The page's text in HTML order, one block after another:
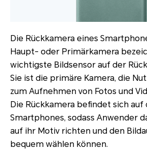
Die Rückkamera eines
Haupt- oder Primärkamera
wichtigste Bildsensor auf der
Sie ist die primäre Kamera, die
zum Aufnehmen von Fotos und
Die Rückkamera befindet sich auf
Smartphones, sodass Anwender
auf ihr Motiv richten und den
bequem wählen können.